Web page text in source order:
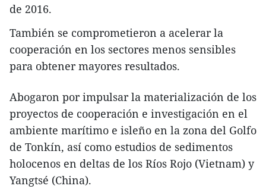
de 2016.
También se comprometieron a acelerar la
cooperación en los sectores menos sensibles
para obtener mayores resultados.
Abogaron por impulsar la materialización de los
proyectos de cooperación e investigación en el
ambiente marítimo e isleño en la zona del Golfo
de Tonkín, así como estudios de sedimentos
holocenos en deltas de los Ríos Rojo (Vietnam) y
Yangtsé (China).